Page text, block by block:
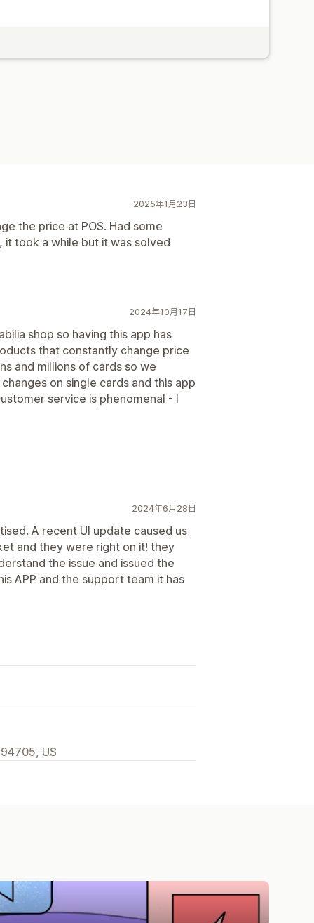
2025年1月23日
the price at POS. Had some
took a while but it was solved
2024年10月17日
shop so having this app has
that constantly change price
and millions of cards so we
on single cards and this app
service is phenomenal - I
2024年6月28日
A recent UI update caused us
and they were right on it! they
the issue and issued the
APP and the support team it has
US